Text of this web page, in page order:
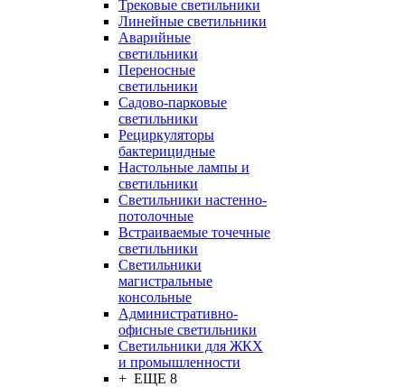
Трековые светильники
Линейные светильники
Аварийные
светильники
Переносные
светильники
Садово-парковые
светильники
Рециркуляторы
бактерицидные
Настольные лампы и
светильники
Светильники настенно-
потолочные
Встраиваемые точечные
светильники
Светильники
магистральные
консольные
Административно-
офисные светильники
Светильники для ЖКХ
и промышленности
+ ЕЩЕ 8